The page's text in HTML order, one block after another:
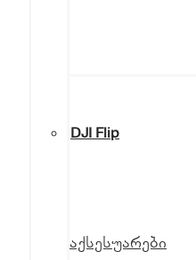
DJI Flip
აქსესუარები